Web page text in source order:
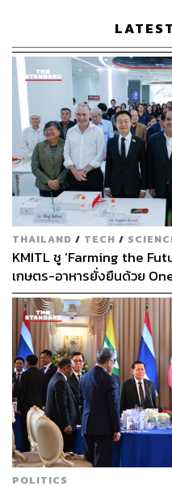
THAILAND / TECH /
KMITL ชู ‘Farming the
เกษตร-อาหารยั่งยืนด้วย
POLITICS